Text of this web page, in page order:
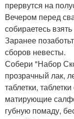
прервутся на
Вечером перед
собираетесь
Заранее
сборов невесты.
Собери "Набор
прозрачный лак,
таблетки,
матирующие
губную помаду,